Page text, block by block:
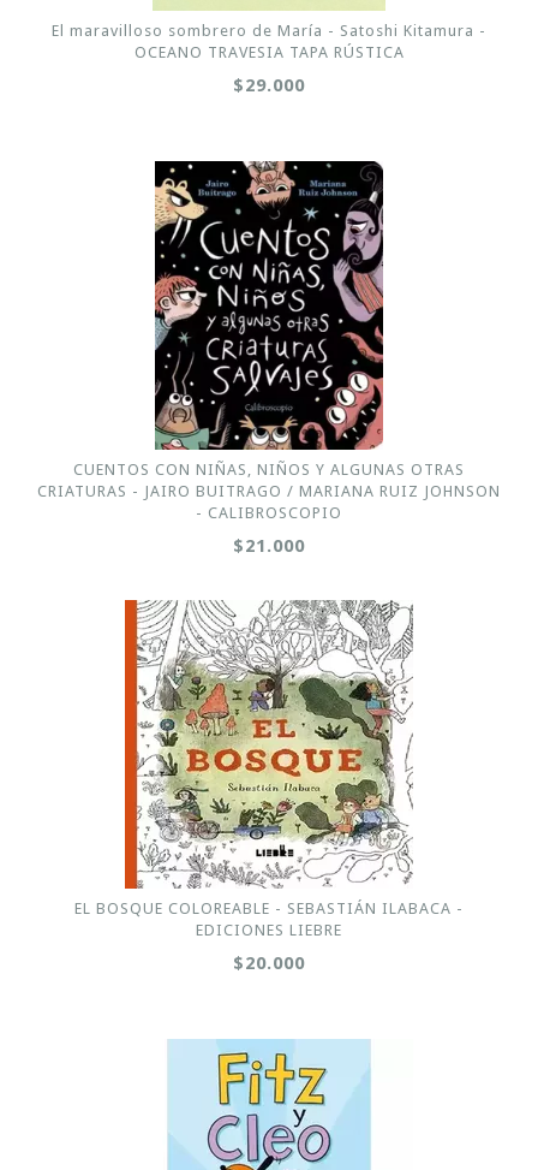
El maravilloso sombrero de María - Satoshi Kitamura -
OCEANO TRAVESIA TAPA RÚSTICA
$29.000
CUENTOS CON NIÑAS, NIÑOS Y ALGUNAS OTRAS
CRIATURAS - JAIRO BUITRAGO / MARIANA RUIZ JOHNSON
- CALIBROSCOPIO
$21.000
EL BOSQUE COLOREABLE - SEBASTIÁN ILABACA -
EDICIONES LIEBRE
$20.000